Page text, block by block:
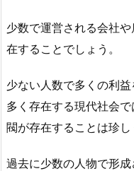
少数で運営される会社
在することでしょう。
少ない人数で多くの利
多く存在する現代社会
閥が存在することは珍し
過去に少数の人物で形